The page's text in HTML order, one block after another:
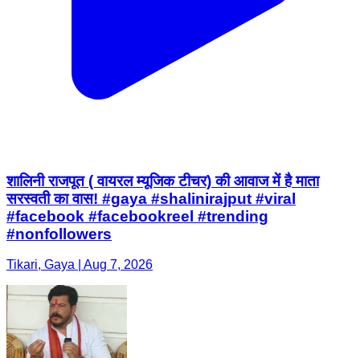
शालिनी राजपूत ( वायरल म्यूजिक टीचर) की आवाज में है माता
सरस्वती का वास! #gaya #shalinirajput #viral
#facebook #facebookreel #trending
#nonfollowers
Tikari, Gaya | Aug 7, 2026